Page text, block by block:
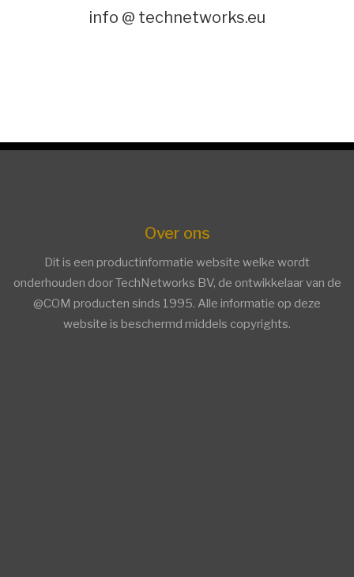
info @ technetworks.eu
Over ons
Dit is een productinformatie website welke wordt
onderhouden door TechNetworks BV, de ontwikkelaar van de
@COM producten sinds 1995. Alle informatie op deze
website is beschermd middels copyrights.